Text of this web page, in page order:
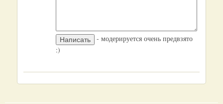
- модерируется очень предвзято
:)